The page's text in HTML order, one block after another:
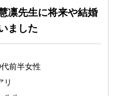
凛先生に将来や結婚
ました
前半女性
リ